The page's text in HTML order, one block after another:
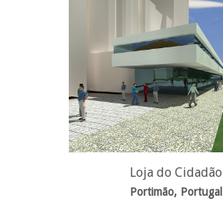
Loja do Cidadão
Portimão, Portugal